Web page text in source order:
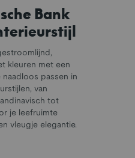
Bank
kleuren met een
naadloos passen in
van
tot
je leefruimte
vleugje elegantie.